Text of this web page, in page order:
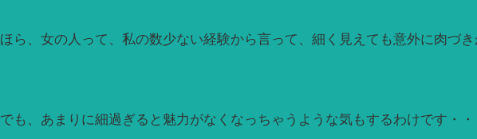
ほら、女の人って、私の数少ない経験から言って、細く見えても意外に肉づ
でも、あまりに細過ぎると魅力がなくなっちゃうような気もするわけです・・